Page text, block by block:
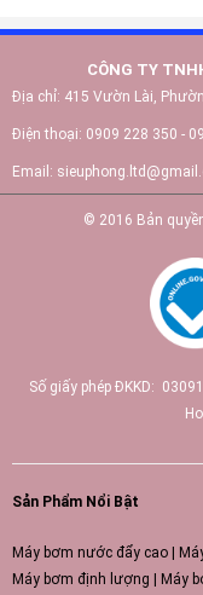
CÔNG TY
Địa chỉ: 415 Vườn Lài,
Điện thoại: 0909 228 350 -
Email:
© 2016 Bản
Số giấy phép ĐKKD:
Sản Phẩm Nổi Bật
Máy bơm nước đẩy cao |
Máy bơm định lượng | Máy